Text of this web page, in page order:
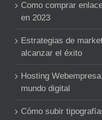
Como comprar
en 2023
Estrategias de
alcanzar el éxito
Hosting
mundo digital
Cómo subir